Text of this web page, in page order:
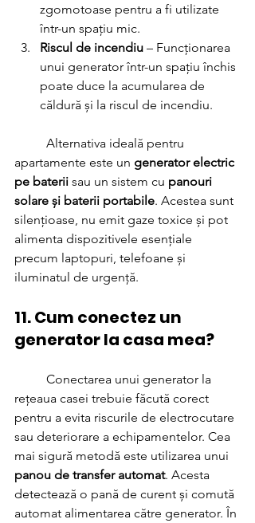
zgomotoase pentru a fi utilizate
într-un spațiu mic.
Riscul de incendiu – Funcționarea
unui generator într-un spațiu închis
poate duce la acumularea de
căldură și la riscul de incendiu.
apartamente este un generator electric
pe baterii sau un sistem cu panouri
solare și baterii portabile. Acestea sunt
silențioase, nu emit gaze toxice și pot
alimenta dispozitivele esențiale
precum laptopuri, telefoane și
iluminatul de urgență.
11. Cum conectez un
generator la casa mea?
rețeaua casei trebuie făcută corect
pentru a evita riscurile de electrocutare
sau deteriorare a echipamentelor. Cea
mai sigură metodă este utilizarea unui
panou de transfer automat. Acesta
detectează o pană de curent și comută
automat alimentarea către generator. În